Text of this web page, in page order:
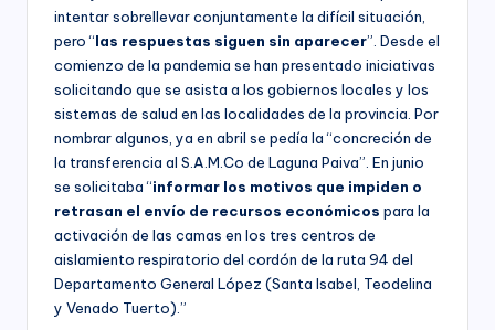
intentar sobrellevar conjuntamente la difícil situación,
pero “las respuestas siguen sin aparecer”. Desde el
comienzo de la pandemia se han presentado iniciativas
solicitando que se asista a los gobiernos locales y los
sistemas de salud en las localidades de la provincia. Por
nombrar algunos, ya en abril se pedía la “concreción de
la transferencia al S.A.M.Co de Laguna Paiva”. En junio
se solicitaba “informar los motivos que impiden o
retrasan el envío de recursos económicos para la
activación de las camas en los tres centros de
aislamiento respiratorio del cordón de la ruta 94 del
Departamento General López (Santa Isabel, Teodelina
y Venado Tuerto).”